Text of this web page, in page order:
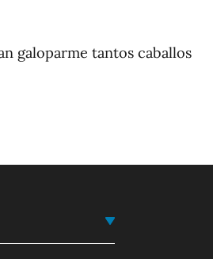
galoparme tantos caballos